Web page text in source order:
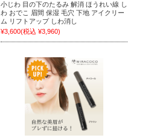
小じわ 目の下のたるみ 解消 ほうれい線 し
わ おでこ 眉間 保湿 毛穴 下地 アイクリー
ム リフトアップ しわ消し
¥3,600(税込 ¥3,960)